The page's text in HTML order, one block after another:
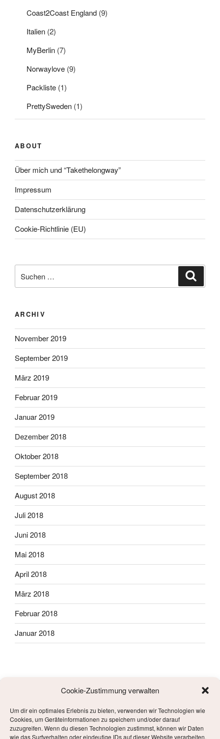
Cookie-Zustimmung verwalten
Um dir ein optimales Erlebnis zu bieten, verwenden wir Technologien wie
Cookies, um Geräteinformationen zu speichern und/oder darauf
zuzugreifen. Wenn du diesen Technologien zustimmst, können wir Daten
wie das Surfverhalten oder eindeutige IDs auf dieser Website verarbeiten.
Coast2Coast England (9)
Italien (2)
MyBerlin (7)
Norwaylove (9)
Packliste (1)
PrettySweden (1)
ABOUT
Über mich und “Takethelongway”
Impressum
Datenschutzerklärung
Cookie-Richtlinie (EU)
nach:
ARCHIV
November 2019
September 2019
März 2019
Februar 2019
Januar 2019
Dezember 2018
Oktober 2018
September 2018
August 2018
Juli 2018
Juni 2018
Mai 2018
April 2018
März 2018
Februar 2018
Januar 2018
META